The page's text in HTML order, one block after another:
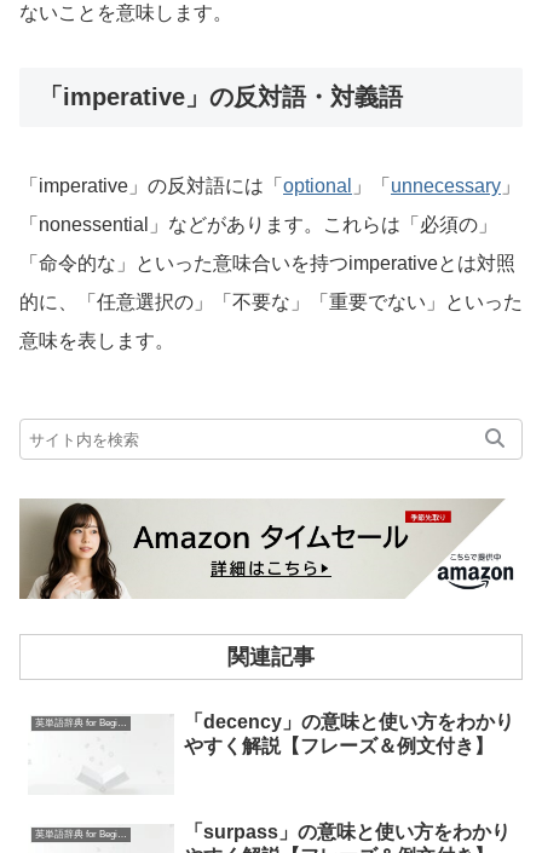
ないことを意味します。
「imperative」の反対語・対義語
「imperative」の反対語には「 optional 」「 unnecessary 」
「nonessential」などがあります。これらは「必須の」
「命令的な」といった意味合いを持つimperativeとは対照
的に、「任意選択の」「不要な」「重要でない」といった
意味を表します。
関連記事
英単語辞典 for Beginners
「decency」の意味と使い方をわかり
やすく解説【フレーズ＆例文付き】
英単語辞典 for Beginners
「surpass」の意味と使い方をわかり